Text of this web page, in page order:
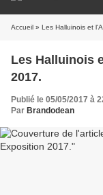
Accueil » Les Halluinois et
Les Halluinois
2017.
Publié le 05/05/2017 à
Par Brandodean